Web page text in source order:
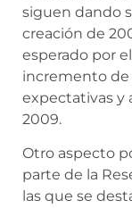
siguen dando
creación de
esperado por
incremento de
expectativas y
2009.
Otro aspecto
parte de la
las que se